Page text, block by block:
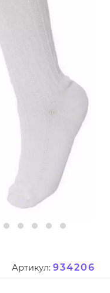
Артикул: 934206